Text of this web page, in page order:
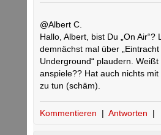
@Albert C.
Hallo, Albert, bist Du „On Air“?
demnächst mal über
Underground“ plaudern.
anspiele?? Hat auch nichts mit
zu tun (schäm).
Kommentieren | Antworten |